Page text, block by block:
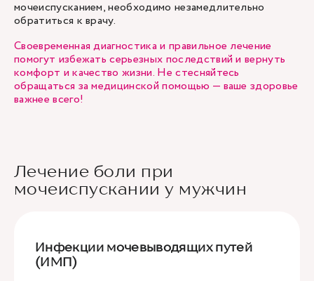
мочеиспусканием, необходимо незамедлительно
обратиться к врачу.
Своевременная диагностика и правильное лечение
помогут избежать серьезных последствий и вернуть
комфорт и качество жизни. Не стесняйтесь
обращаться за медицинской помощью — ваше здоровье
важнее всего!
Лечение боли при
мочеиспускании у мужчин
Инфекции мочевыводящих путей
(ИМП)